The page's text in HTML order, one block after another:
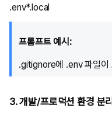
프롬프트 예시:
3. 개발/프로덕션 환경 분리